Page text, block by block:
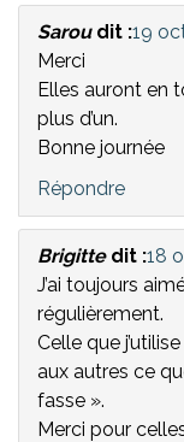
Sarou dit :19
Merci
Elles auront en
plus d’un.
Bonne journée
Répondre
Brigitte dit :18
J’ai toujours
régulièrement.
Celle que
aux autres ce
fasse ».
Merci pour